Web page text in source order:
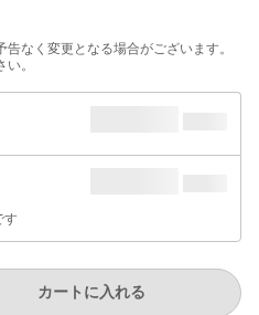
なく変更となる場合がございます。
。
す
カートに入れる